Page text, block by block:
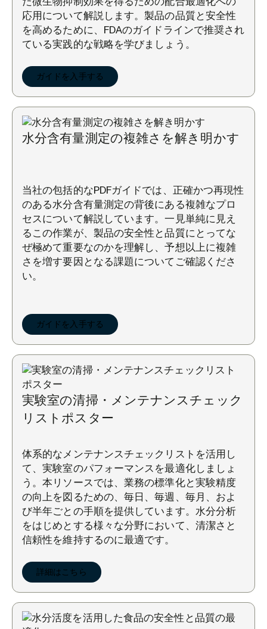
応用について解説します。製品の品質と安全性
を高めるために、FDAのガイドラインで推奨され
ている実践的な戦略を学びましょう。
ガイドを入手する
水分含有量測定の複雑さを解き明かす
当社の包括的なPDFガイドでは、正確かつ再現性
のある水分含有量測定の背後にある複雑なプロ
セスについて解説しています。一見単純に見え
るこの作業が、製品の安全性と品質にとってな
ぜ極めて重要なのかを理解し、予想以上に複雑
さを増す要因となる課題についてご確認くださ
い。
ガイドを入手する
実験室の清掃・メンテナンスチェック
リストポスター
体系的なメンテナンスチェックリストを活用し
て、実験室のパフォーマンスを最適化しましょ
う。本リソースでは、業務の標準化と実験精度
の向上を図るための、毎日、毎週、毎月、およ
び半年ごとの手順を提供しています。水分分析
をはじめとする様々な分野において、清潔さと
信頼性を維持するのに最適です。
詳細はこちら